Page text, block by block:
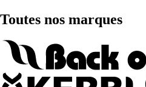
Toutes nos marques